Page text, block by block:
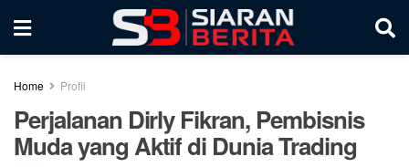
Home Profil
Perjalanan Dirly Fikran, Pembisnis
Muda yang Aktif di Dunia Trading